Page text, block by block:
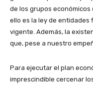
de los grupos económicos
ello es la ley de entidades
vigente. Además, la
que, pese a nuestro
Para ejecutar el plan
imprescindible cercenar